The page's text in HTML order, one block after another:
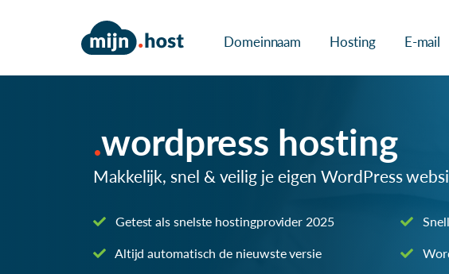
Domeinnaam Hosting E-mail
wordpress hosting
Makkelijk, snel & veilig je eigen WordPress
Getest als snelste hostingprovider 2025
Altijd automatisch de nieuwste versie